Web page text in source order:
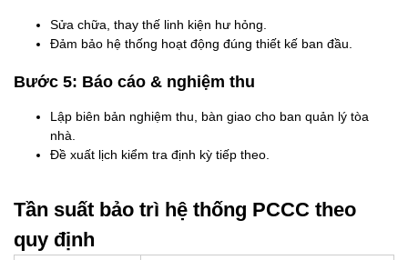
Sửa chữa, thay thế linh kiện hư hỏng.
Đảm bảo hệ thống hoạt động đúng thiết kế ban đầu.
Bước 5: Báo cáo & nghiệm thu
Lập biên bản nghiệm thu, bàn giao cho ban quản lý tòa
nhà.
Đề xuất lịch kiểm tra định kỳ tiếp theo.
Tần suất bảo trì hệ thống PCCC theo
quy định